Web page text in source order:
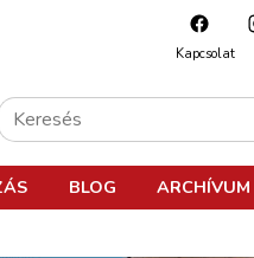
Kapcsolat
BLOG ARCHÍVUM